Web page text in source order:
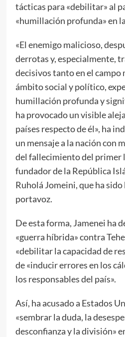
tácticas para «debilitar» al
«humillación profunda» en
«El enemigo malicioso,
derrotas y, especialmente,
decisivos tanto en el campo
ámbito social y político,
humillación profunda y
ha provocado un visible
países respecto de él», ha
un mensaje a la nación con
del fallecimiento del primer
fundador de la República
Ruholá Jomeini, que ha
portavoz.
De esta forma, Jamenei ha
«guerra híbrida» contra
«debilitar la capacidad de
de «inducir errores en los
los responsables del país».
Así, ha acusado a Estados
«sembrar la duda, la
desconfianza y la división»